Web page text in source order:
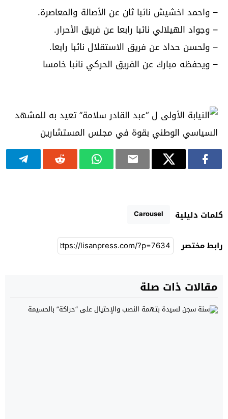
– واحمد اخشيش نائبا ثان عن الأصالة والمعاصرة.
– وجواد الهيلالي نائبا رابعا عن فريق الأحرار.
– ولحسن حداد عن فريق الاستقلال نائبا رابعا.
– ويحفظه مبارك عن الفريق الحركي نائبا خامسا
كلمات دليلية Carousel
رابط مختصر
مقالات ذات صلة